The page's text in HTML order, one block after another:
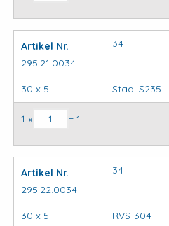
Artikel Nr.
295.21.0034
34
30 x 5 Staal S235
Kapbeugels DIN3567 (stel)
1 x = 1
Artikel Nr.
295.22.0034
34
30 x 5 RVS-304